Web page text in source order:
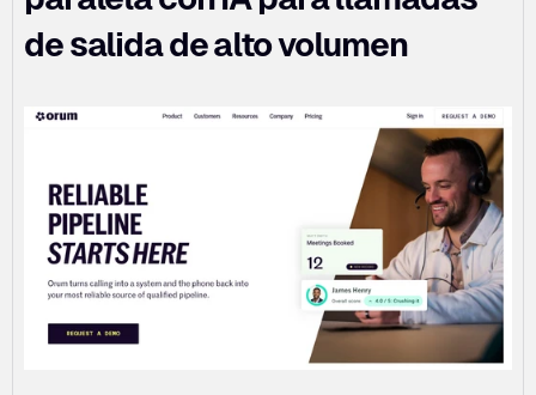
de salida de alto volumen